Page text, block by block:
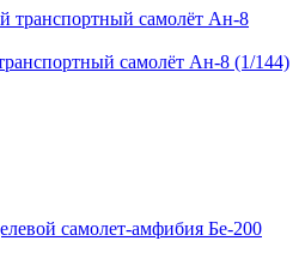
самолёт Ан-8 (1/144)